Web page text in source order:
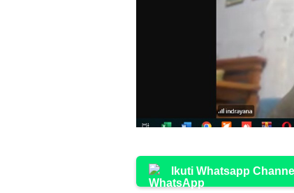
Ikuti Whatsapp